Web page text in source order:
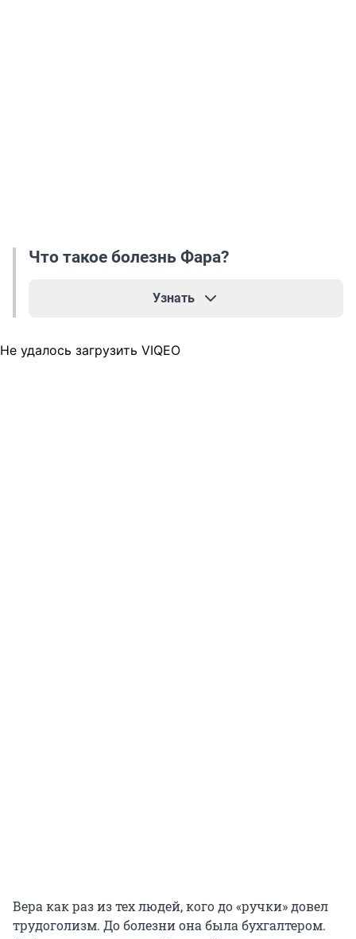
Что такое болезнь Фара?
Узнать
неврологическое заболевание, при котором в
Не удалось загрузить VIQEO
Вера как раз из тех людей, кого до «ручки» довел
трудоголизм. До болезни она была бухгалтером.